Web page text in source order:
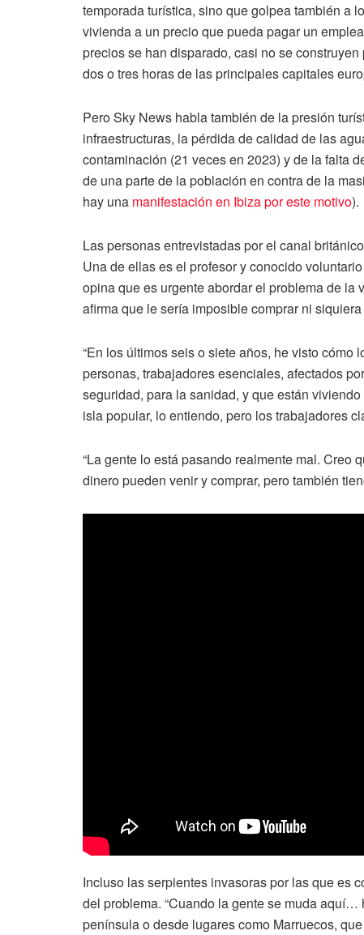
temporada turística, sino que golpea también a
vivienda a un precio que pueda pagar un
precios se han disparado, casi no se
dos o tres horas de las principales capitales
Pero Sky News habla también de la presión
infraestructuras, la pérdida de calidad de las
contaminación (21 veces en 2023) y de la falta
de una parte de la población en contra de la
hay una manifestación en Ibiza por este motivo).
Las personas entrevistadas por el canal
Una de ellas es el profesor y conocido
opina que es urgente abordar el problema de la
afirma que le sería imposible comprar ni
“En los últimos seis o siete años, he visto
personas, trabajadores esenciales, afectados
seguridad, para la sanidad, y que están
isla popular, lo entiendo, pero los trabajadores
“La gente lo está pasando realmente mal. Creo
dinero pueden venir y comprar, pero también
Incluso las serpientes invasoras por las que es
del problema. “Cuando la gente se muda
península o desde lugares como Marruecos,